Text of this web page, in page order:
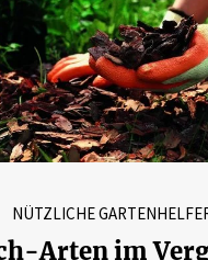
NÜTZLICHE
Arten im